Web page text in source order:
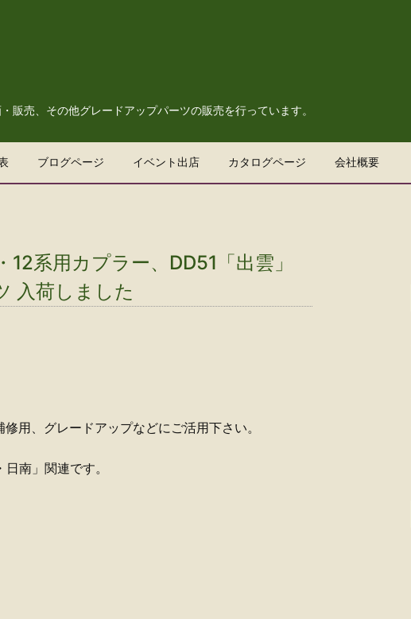
販売、その他グレードアップパーツの販売を行っています。
ブログページ イベント出店 カタログページ 会社概要
12系用カプラー、DD51「出雲」
入荷しました
用、グレードアップなどにご活用下さい。
南」関連です。